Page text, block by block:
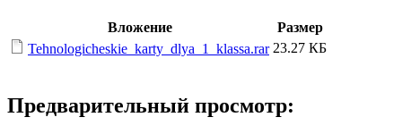
Вложение
Размер
Tehnologicheskie_karty_dlya_1_klassa.rar 23.27 КБ
Предварительный просмотр: